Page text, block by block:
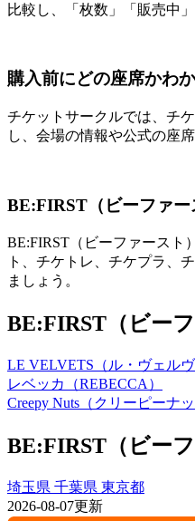
比較し、「枚数」「販売中
購入前にどの座席かわ
チケットサークルでは、チ
し、会場の情報や公式の座
BE:FIRST（ビーファー
BE:FIRST（ビーファースト
ト、チケトレ、チケプラ、
ましょう。
BE:FIRST（ビー
LE VELVETS（ル・ヴェルヴ
レベッカ（REBECCA）
Creepy Nuts（クリーピーナッ
BE:FIRST（ビー
埼玉県 千葉県 東京都
2026-08-07更新